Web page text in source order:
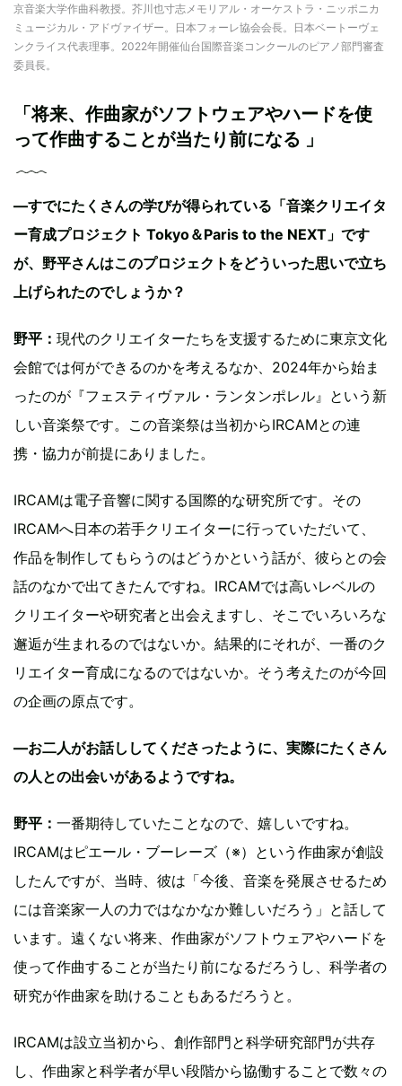
京音楽大学作曲科教授。芥川也寸志メモリアル・オーケストラ・ニッポニカ
ミュージカル・アドヴァイザー。日本フォーレ協会会長。日本ベートーヴェ
ンクライス代表理事。2022年開催仙台国際音楽コンクールのピアノ部門審査
委員長。
「将来、作曲家がソフトウェアやハードを使
って作曲することが当たり前になる 」
―すでにたくさんの学びが得られている「音楽クリエイタ
ー育成プロジェクト Tokyo＆Paris to the NEXT」です
が、野平さんはこのプロジェクトをどういった思いで立ち
上げられたのでしょうか？
野平： 現代のクリエイターたちを支援するために東京文化
会館では何ができるのかを考えるなか、2024年から始ま
ったのが『フェスティヴァル・ランタンポレル』という新
しい音楽祭です。この音楽祭は当初からIRCAMとの連
携・協力が前提にありました。
IRCAMは電子音響に関する国際的な研究所です。その
IRCAMへ日本の若手クリエイターに行っていただいて、
作品を制作してもらうのはどうかという話が、彼らとの会
話のなかで出てきたんですね。IRCAMでは高いレベルの
クリエイターや研究者と出会えますし、そこでいろいろな
邂逅が生まれるのではないか。結果的にそれが、一番のク
リエイター育成になるのではないか。そう考えたのが今回
の企画の原点です。
―お二人がお話ししてくださったように、実際にたくさん
の人との出会いがあるようですね。
野平： 一番期待していたことなので、嬉しいですね。
IRCAMはピエール・ブーレーズ（※）という作曲家が創設
したんですが、当時、彼は「今後、音楽を発展させるため
には音楽家一人の力ではなかなか難しいだろう」と話して
います。遠くない将来、作曲家がソフトウェアやハードを
使って作曲することが当たり前になるだろうし、科学者の
研究が作曲家を助けることもあるだろうと。
IRCAMは設立当初から、創作部門と科学研究部門が共存
し、作曲家と科学者が早い段階から協働することで数々の